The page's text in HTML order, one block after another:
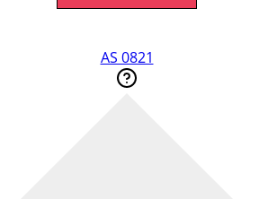
AS 0821